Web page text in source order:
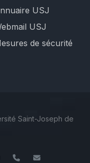
USJ
USJ
de sécurité
Saint-Joseph de
YouTube+961 (1) 421 548